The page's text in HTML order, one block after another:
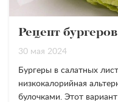
Рецепт
30 мая 2024
Бургеры в салатных
низкокалорийная
булочками. Этот